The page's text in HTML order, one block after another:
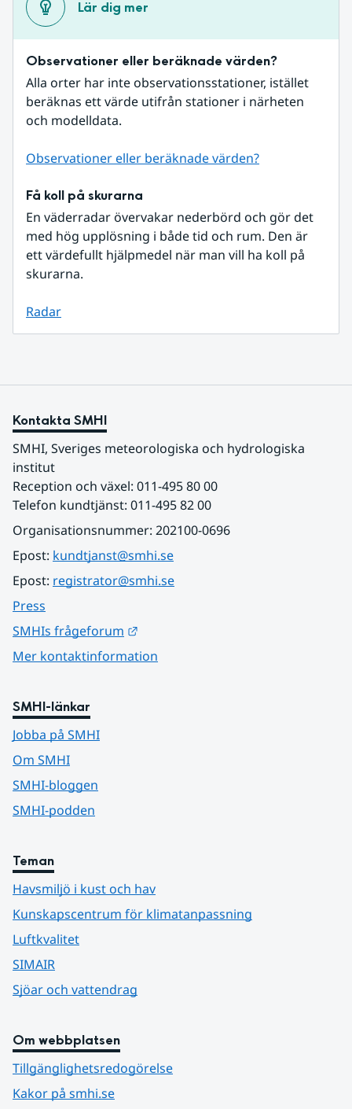
Lär dig mer
Observationer eller beräknade värden?
Alla orter har inte observationsstationer, istället
beräknas ett värde utifrån stationer i närheten
och modelldata.
Observationer eller beräknade värden?
Få koll på skurarna
En väderradar övervakar nederbörd och gör det
med hög upplösning i både tid och rum. Den är
ett värdefullt hjälpmedel när man vill ha koll på
skurarna.
Radar
Kontakta SMHI
SMHI, Sveriges meteorologiska och hydrologiska
institut
Reception och växel: 011-495 80 00
Telefon kundtjänst: 011-495 82 00
Organisationsnummer: 202100-0696
Epost: kundtjanst@smhi.se
Epost: registrator@smhi.se
Press
SMHIs frågeforum
Mer kontaktinformation
SMHI-länkar
Jobba på SMHI
Om SMHI
SMHI-bloggen
SMHI-podden
Teman
Havsmiljö i kust och hav
Kunskapscentrum för klimatanpassning
Luftkvalitet
SIMAIR
Sjöar och vattendrag
Om webbplatsen
Tillgänglighetsredogörelse
Kakor på smhi.se